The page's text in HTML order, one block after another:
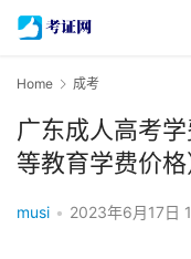
Home 成考
广东成人高考
等教育学费价格
musi • 2023年6月17日